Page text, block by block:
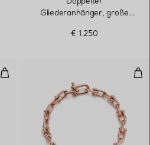
Gliederanhänger, große
€ 1.250
Zweireihiger Ring in Gelbgold